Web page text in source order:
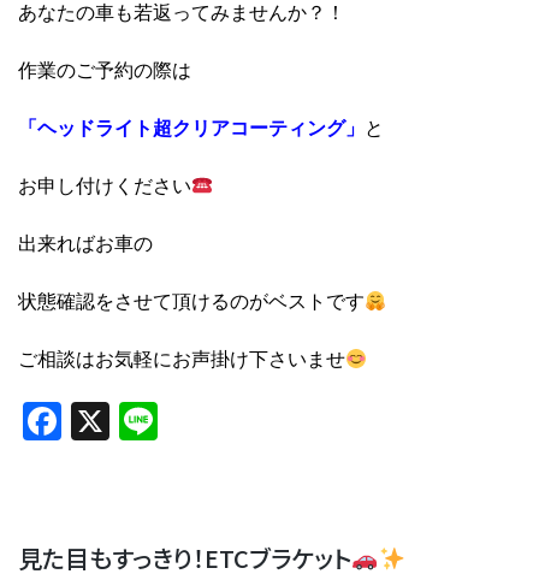
あなたの車も若返ってみませんか？！
作業のご予約の際は
「ヘッドライト超クリアコーティング」 と
お申し付けください
出来ればお車の
状態確認をさせて頂けるのがベストです
ご相談はお気軽にお声掛け下さいませ
Facebook
X
見た目もすっきり！ETCブラケット